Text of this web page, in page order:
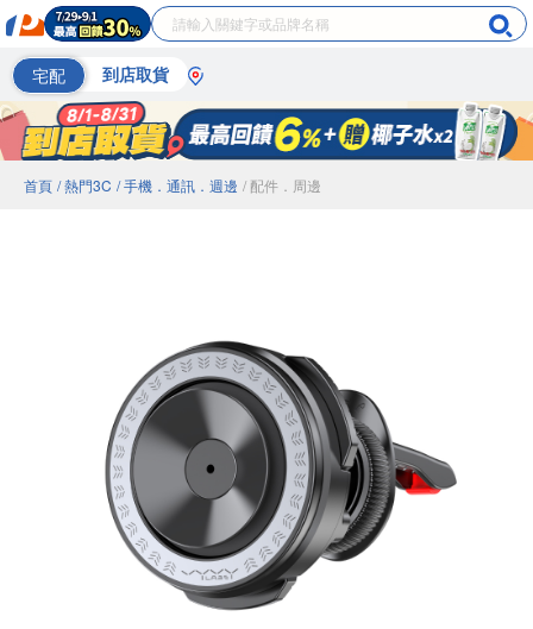
宅配 到店取貨
首頁 / 熱門3C / 手機．通訊．週邊 / 配件．周邊